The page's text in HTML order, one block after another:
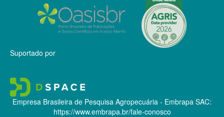
Suportado por
Empresa Brasileira de Pesquisa Agropecuária - Embrapa SAC:
https://www.embrapa.br/fale-conosco